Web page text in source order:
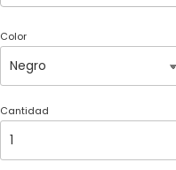
Color
Cantidad